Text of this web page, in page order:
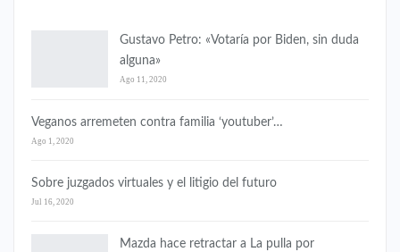
Gustavo Petro: «Votaría por Biden, sin duda
alguna»
Ago 11, 2020
Veganos arremeten contra familia ‘youtuber’…
Ago 1, 2020
Sobre juzgados virtuales y el litigio del futuro
Jul 16, 2020
Mazda hace retractar a La pulla por